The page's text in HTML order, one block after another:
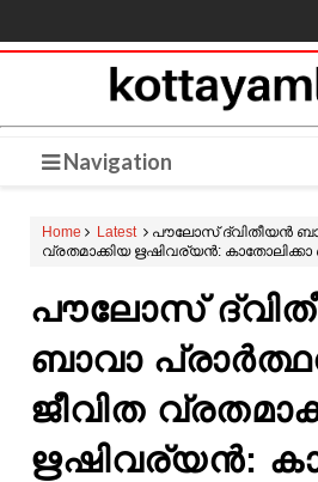
Navigation
Home Latest
പൗലോസ് ദ്വിതീയൻ
വ്രതമാക്കിയ ഋഷിവര്യൻ: കാതോലിക്കാ
പൗലോസ്
ബാവാ
ജീവിത
ഋഷിവര്യൻ: